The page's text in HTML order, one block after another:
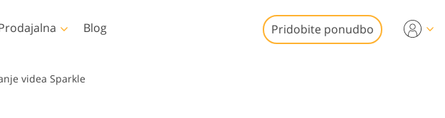
Blog Pridobite ponudbo
videa Sparkle